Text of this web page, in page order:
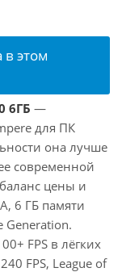
в этом
6ГБ —
для ПК
она лучше
современной
цены и
6 ГБ памяти
Generation.
FPS в лёгких
FPS, League of